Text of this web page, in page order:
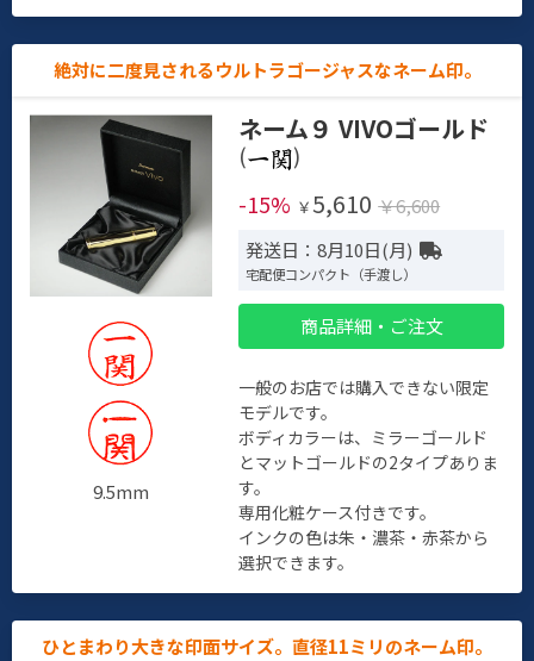
絶対に二度見されるウルトラゴージャスなネーム印。
9.5mm
ネーム９ VIVOゴールド
(
)
-15% ￥ 5,610 ￥6,600
発送日：8月10日(月)
宅配便コンパクト（手渡し）
商品詳細・ご注文
一般のお店では購入できない限定
モデルです。
ボディカラーは、ミラーゴールド
とマットゴールドの2タイプありま
す。
専用化粧ケース付きです。
インクの色は朱・濃茶・赤茶から
選択できます。
ひとまわり大きな印面サイズ。直径11ミリのネーム印。